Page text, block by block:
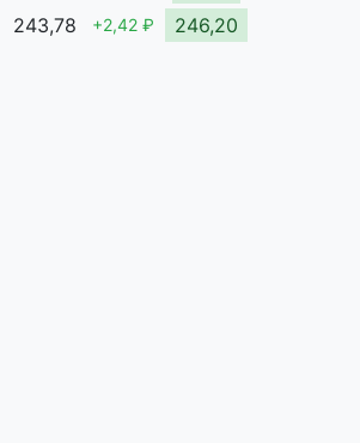
243,78 +2,42 ₽ 246,20